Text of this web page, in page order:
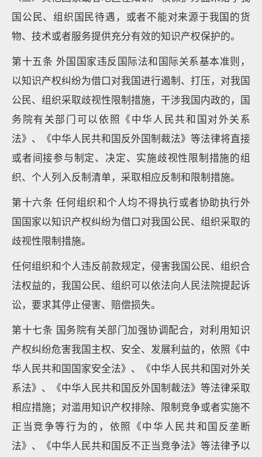
国公民、组织国民待遇，或者不能对来源于我国的货
物、技术或者服务提供充分有效的知识产权保护的。
第十五条 外国国家违反国际法和国际关系基本准则，
以知识产权纠纷为借口对我国进行遏制、打压，对我国
公民、组织采取歧视性限制措施，干涉我国内政的，国
务院有关部门可以依照《中华人民共和国对外关系
法》、《中华人民共和国反外国制裁法》等法律将直接
或者间接参与制定、决定、实施歧视性限制措施的组
织、个人列入反制清单，采取相应反制和限制措施。
第十六条 任何组织和个人均不得执行或者协助执行外
国国家以知识产权纠纷为借口对我国公民、组织采取的
歧视性限制措施。
任何组织和个人违反前款规定，侵害我国公民、组织合
法权益的，我国公民、组织可以依法向人民法院提起诉
讼，要求其停止侵害、赔偿损失。
第十七条 国务院有关部门加强协调配合，对利用知识
产权纠纷危害我国主权、安全、发展利益的，依照《中
华人民共和国国家安全法》、《中华人民共和国对外关
系法》、《中华人民共和国反外国制裁法》等法律采取
相应措施；对滥用知识产权排除、限制竞争或者实施不
正当竞争等行为的，依照《中华人民共和国反垄断
法》、《中华人民共和国反不正当竞争法》等法律予以